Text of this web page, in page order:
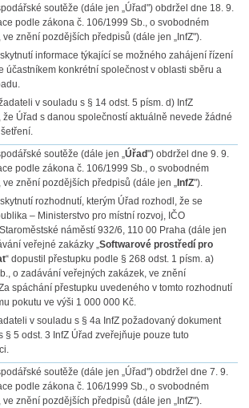
soutěže (dále jen „Úřad") obdržel dne 18. 9.
podle zákona č. 106/1999 Sb., o svobodném
znění pozdějších předpisů (dále jen „InfZ").
informace týkající se možného zahájení řízení
účastníkem konkrétní společnost v oblasti sběru a
v souladu s § 14 odst. 5 písm. d) InfZ
že Úřad s danou společností aktuálně nevede žádné
soutěže (dále jen „Úřad") obdržel dne 9. 9.
podle zákona č. 106/1999 Sb., o svobodném
znění pozdějších předpisů (dále jen „InfZ").
rozhodnutí, kterým Úřad rozhodl, že se
– Ministerstvo pro místní rozvoj, IČO
náměstí 932/6, 110 00 Praha (dále jen
veřejné zakázky „Softwarové prostředí pro
“ dopustil přestupku podle § 268 odst. 1 písm. a)
o zadávání veřejných zakázek, ve znění
spáchání přestupku uvedeného v tomto rozhodnutí
pokutu ve výši 1 000 000 Kč.
v souladu s § 4a InfZ požadovaný dokument
§ 5 odst. 3 InfZ Úřad zveřejňuje pouze tuto
soutěže (dále jen „Úřad") obdržel dne 7. 9.
podle zákona č. 106/1999 Sb., o svobodném
znění pozdějších předpisů (dále jen „InfZ").